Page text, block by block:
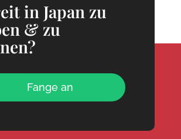
in Japan zu
& zu
Fange an